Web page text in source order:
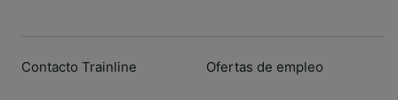
Contacto Trainline Ofertas de empleo